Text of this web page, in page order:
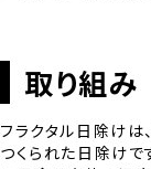
取り組み
フラクタル日除け
つくられた日除けで